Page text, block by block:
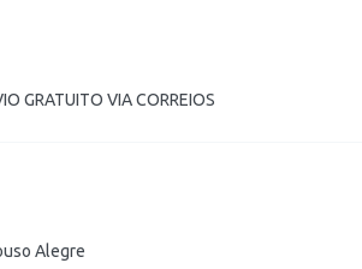
GRATUITO VIA CORREIOS
Alegre